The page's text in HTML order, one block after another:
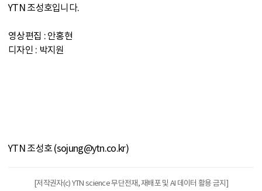
YTN 조성호입니다.
영상편집 : 안홍현
디자인 : 박지원
YTN 조성호 (sojung@ytn.co.kr)
[저작권자(c) YTN science 무단전재, 재배포 및 AI 데이터 활용 금지]